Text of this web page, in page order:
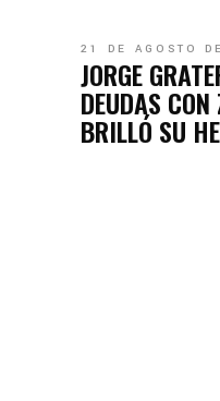
21 DE AGOSTO
JORGE
DEUDAS
BRILLÓ SU